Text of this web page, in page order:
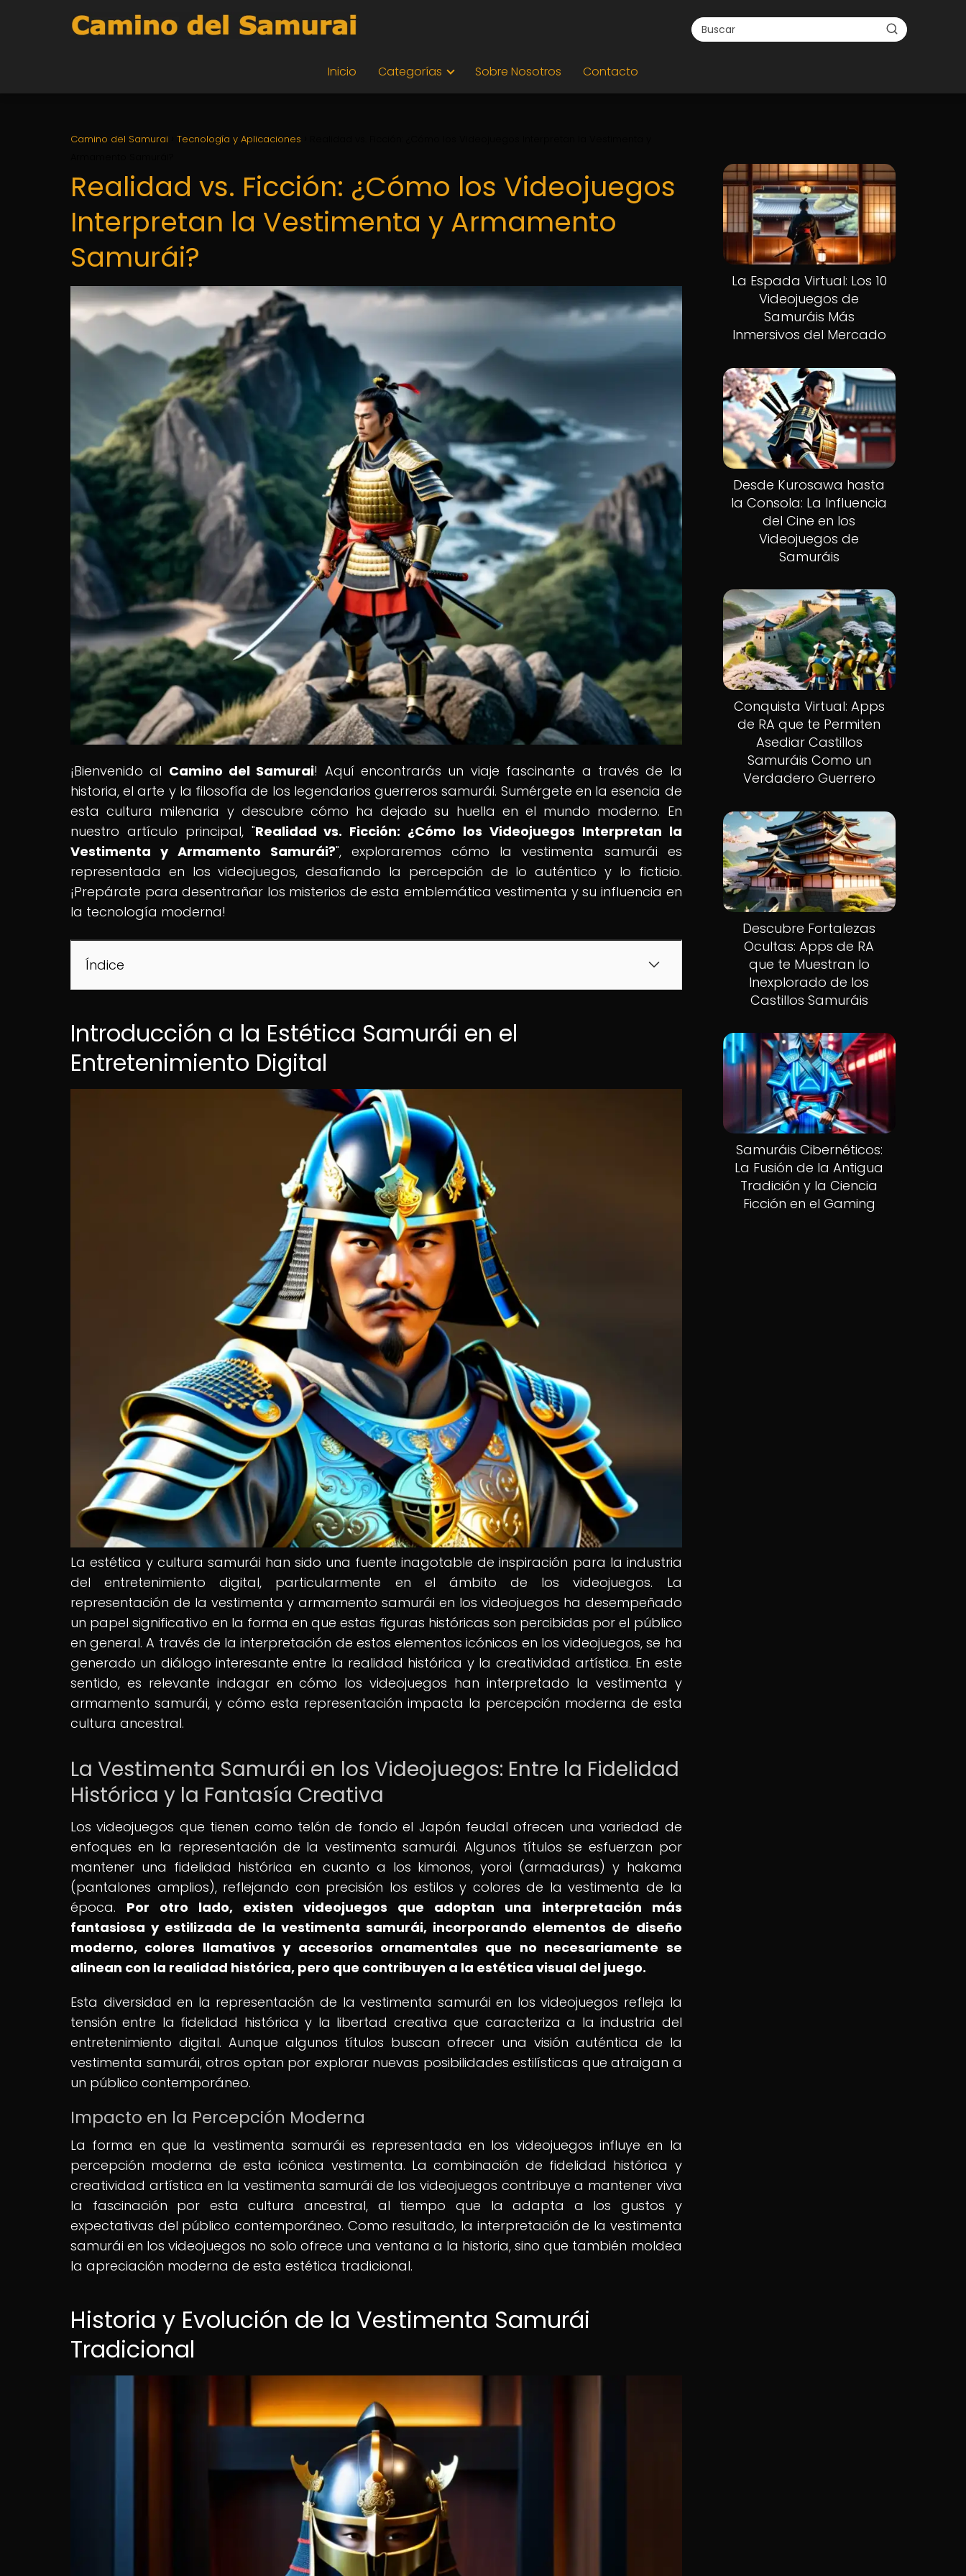
Inicio Categorías Sobre Nosotros Contacto
Camino del Samurai Tecnología y Aplicaciones
Realidad vs. Ficción: ¿Cómo los Videojuegos
Interpretan la Vestimenta y Armamento
Samurái?
¡Bienvenido al Camino del Samurai! Aquí encontrarás un viaje fascinante a través de la
historia, el arte y la filosofía de los legendarios guerreros samurái. Sumérgete en la esencia de
esta cultura milenaria y descubre cómo ha dejado su huella en el mundo moderno. En
nuestro artículo principal, "Realidad vs. Ficción: ¿Cómo los Videojuegos Interpretan la
Vestimenta y Armamento Samurái?", exploraremos cómo la vestimenta samurái es
representada en los videojuegos, desafiando la percepción de lo auténtico y lo ficticio.
¡Prepárate para desentrañar los misterios de esta emblemática vestimenta y su influencia en
la tecnología moderna!
Índice
Introducción a la Estética Samurái en el
Entretenimiento Digital
La estética y cultura samurái han sido una fuente inagotable de inspiración para la industria
del entretenimiento digital, particularmente en el ámbito de los videojuegos. La
representación de la vestimenta y armamento samurái en los videojuegos ha desempeñado
un papel significativo en la forma en que estas figuras históricas son percibidas por el público
en general. A través de la interpretación de estos elementos icónicos en los videojuegos, se ha
generado un diálogo interesante entre la realidad histórica y la creatividad artística. En este
sentido, es relevante indagar en cómo los videojuegos han interpretado la vestimenta y
armamento samurái, y cómo esta representación impacta la percepción moderna de esta
cultura ancestral.
La Vestimenta Samurái en los Videojuegos: Entre la Fidelidad
Histórica y la Fantasía Creativa
Los videojuegos que tienen como telón de fondo el Japón feudal ofrecen una variedad de
enfoques en la representación de la vestimenta samurái. Algunos títulos se esfuerzan por
mantener una fidelidad histórica en cuanto a los kimonos, yoroi (armaduras) y hakama
(pantalones amplios), reflejando con precisión los estilos y colores de la vestimenta de la
época. Por otro lado, existen videojuegos que adoptan una interpretación más
fantasiosa y estilizada de la vestimenta samurái, incorporando elementos de diseño
moderno, colores llamativos y accesorios ornamentales que no necesariamente se
alinean con la realidad histórica, pero que contribuyen a la estética visual del juego.
Esta diversidad en la representación de la vestimenta samurái en los videojuegos refleja la
tensión entre la fidelidad histórica y la libertad creativa que caracteriza a la industria del
entretenimiento digital. Aunque algunos títulos buscan ofrecer una visión auténtica de la
vestimenta samurái, otros optan por explorar nuevas posibilidades estilísticas que atraigan a
un público contemporáneo.
Impacto en la Percepción Moderna
La forma en que la vestimenta samurái es representada en los videojuegos influye en la
percepción moderna de esta icónica vestimenta. La combinación de fidelidad histórica y
creatividad artística en la vestimenta samurái de los videojuegos contribuye a mantener viva
la fascinación por esta cultura ancestral, al tiempo que la adapta a los gustos y
expectativas del público contemporáneo. Como resultado, la interpretación de la vestimenta
samurái en los videojuegos no solo ofrece una ventana a la historia, sino que también moldea
la apreciación moderna de esta estética tradicional.
Historia y Evolución de la Vestimenta Samurái
Tradicional
La Espada Virtual: Los 10
Videojuegos de
Samuráis Más
Inmersivos del Mercado
Desde Kurosawa hasta
la Consola: La Influencia
del Cine en los
Videojuegos de
Samuráis
Conquista Virtual: Apps
de RA que te Permiten
Asediar Castillos
Samuráis Como un
Verdadero Guerrero
Descubre Fortalezas
Ocultas: Apps de RA
que te Muestran lo
Inexplorado de los
Castillos Samuráis
Samuráis Cibernéticos:
La Fusión de la Antigua
Tradición y la Ciencia
Ficción en el Gaming